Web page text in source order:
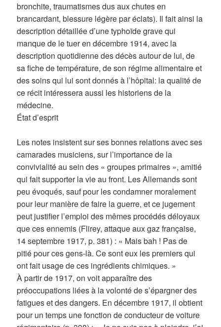
bronchite, traumatismes dus aux chutes en
brancardant, blessure légère par éclats). Il fait ainsi la
description détaillée d’une typhoïde grave qui
manque de le tuer en décembre 1914, avec la
description quotidienne des décès autour de lui, de
sa fiche de température, de son régime alimentaire et
des soins qui lui sont donnés à l’hôpital: la qualité de
ce récit intéressera aussi les historiens de la
médecine.
État d’esprit
Les notes insistent sur ses bonnes relations avec ses
camarades musiciens, sur l’importance de la
convivialité au sein des « groupes primaires », amitié
qui fait supporter la vie au front. Les Allemands sont
peu évoqués, sauf pour les condamner moralement
pour leur manière de faire la guerre, et ce jugement
peut justifier l’emploi des mêmes procédés déloyaux
que ces ennemis (Flirey, attaque aux gaz française,
14 septembre 1917, p. 381) : « Mais bah ! Pas de
pitié pour ces gens-là. Ce sont eux les premiers qui
ont fait usage de ces ingrédients chimiques. »
À partir de 1917, on voit apparaître des
préoccupations liées à la volonté de s’épargner des
fatigues et des dangers. En décembre 1917, il obtient
pour un temps une fonction de conducteur de voiture